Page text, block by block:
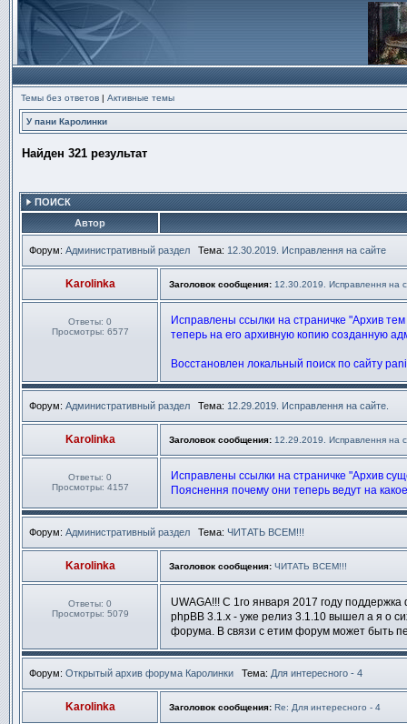
Темы без ответов | Активные темы
У пани Каролинки
Найден 321 результат
ПОИСК
Автор
Форум: Административный раздел Тема: 12.30.2019. Исправлення на сайте
Karolinka Заголовок сообщения: 12.30.2019. Исправлення на
Ответы: 0
Просмотры: 6577
Исправлены ссылки на страничке "Архив
теперь на его архивную копию созданную
Восстановлен локальный поиск по сайту
Форум: Административный раздел Тема: 12.29.2019. Исправлення на сайте.
Karolinka Заголовок сообщения: 12.29.2019. Исправлення на
Ответы: 0
Просмотры: 4157
Исправлены ссылки на страничке "Архив
Пояснення почему они теперь ведут на
Форум: Административный раздел Тема: ЧИТАТЬ ВСЕМ!!!
Karolinka Заголовок сообщения: ЧИТАТЬ ВСЕМ!!!
Ответы: 0
Просмотры: 5079
UWAGA!!! C 1го января 2017 году
phpBB 3.1.х - уже релиз 3.1.10 вышел а я о
форума. В связи с етим форум может быть
Форум: Открытый архив форума Каролинки Тема: Для интересного - 4
Karolinka Заголовок сообщения: Re: Для интересного - 4